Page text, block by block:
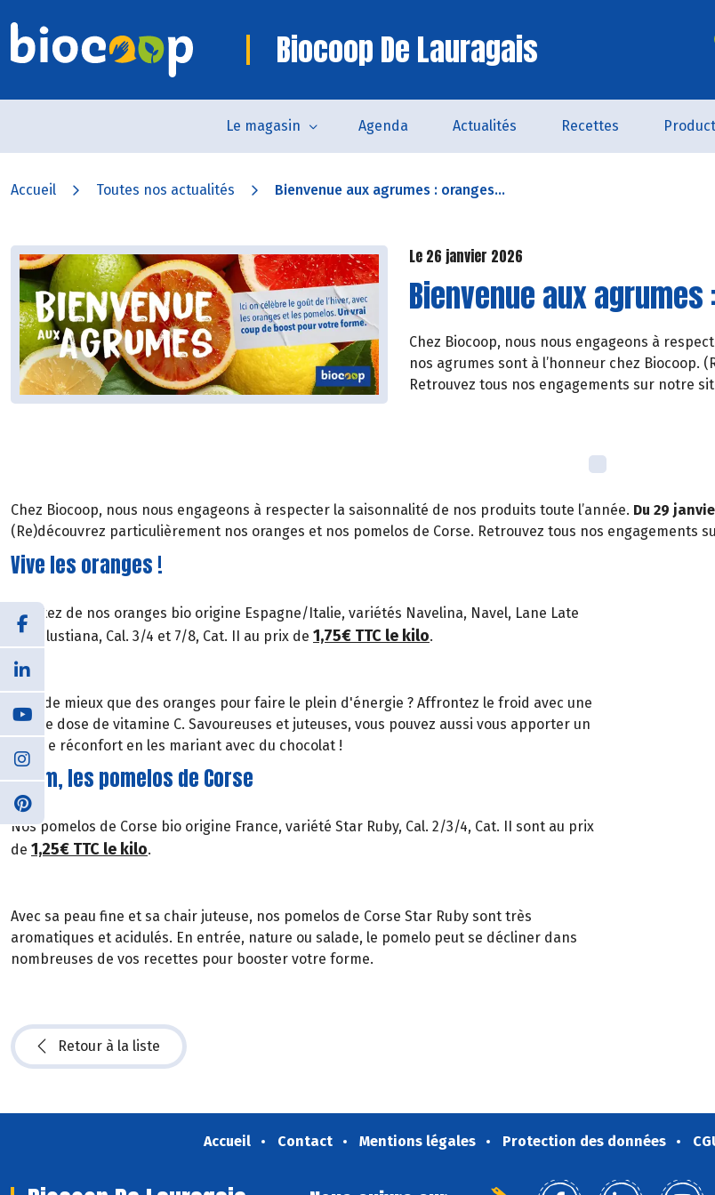
Biocoop De Lauragais
Le magasin Agenda Actualités Recettes
Accueil Toutes nos actualités Bienvenue aux agrumes : oranges...
Le 26 janvier 2026
Bienvenue aux
Chez Biocoop, nous nous engageons à
nos agrumes sont à l’honneur chez Biocoop.
Retrouvez tous nos engagements sur notre
Chez Biocoop, nous nous engageons à respecter la saisonnalité de nos produits toute l’année. Du 29
(Re)découvrez particulièrement nos oranges et nos pomelos de Corse. Retrouvez tous nos engagements
Vive les oranges !
Profitez de nos oranges bio origine Espagne/Italie, variétés Navelina, Navel, Lane Late
ou Salustiana, Cal. 3/4 et 7/8, Cat. II au prix de 1,75€ TTC le kilo.
Quoi de mieux que des oranges pour faire le plein d'énergie ? Affrontez le froid avec une
bonne dose de vitamine C. Savoureuses et juteuses, vous pouvez aussi vous apporter un
peu de réconfort en les mariant avec du chocolat !
Miam, les pomelos de Corse
Nos pomelos de Corse bio origine France, variété Star Ruby, Cal. 2/3/4, Cat. II sont au prix
de 1,25€ TTC le kilo.
Avec sa peau fine et sa chair juteuse, nos pomelos de Corse Star Ruby sont très
aromatiques et acidulés. En entrée, nature ou salade, le pomelo peut se décliner dans
nombreuses de vos recettes pour booster votre forme.
Retour à la liste
Accueil Contact Mentions légales Protection des données